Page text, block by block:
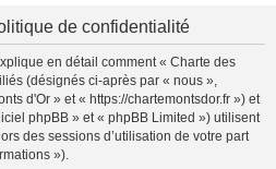
de confidentialité
en détail comment « Charte des
(désignés ci-après par « nous »,
d'Or » et « https://chartemontsdor.fr ») et
phpBB » et « phpBB Limited ») utilisent
des sessions d’utilisation de votre part
»).